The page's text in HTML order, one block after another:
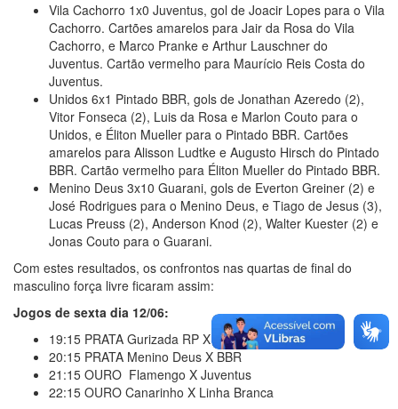
Vila Cachorro 1x0 Juventus, gol de Joacir Lopes para o Vila
Cachorro. Cartões amarelos para Jair da Rosa do Vila
Cachorro, e Marco Pranke e Arthur Lauschner do
Juventus. Cartão vermelho para Maurício Reis Costa do
Juventus.
Unidos 6x1 Pintado BBR, gols de Jonathan Azeredo (2),
Vitor Fonseca (2), Luis da Rosa e Marlon Couto para o
Unidos, e Éliton Mueller para o Pintado BBR. Cartões
amarelos para Alisson Ludtke e Augusto Hirsch do Pintado
BBR. Cartão vermelho para Éliton Mueller do Pintado BBR.
Menino Deus 3x10 Guarani, gols de Everton Greiner (2) e
José Rodrigues para o Menino Deus, e Tiago de Jesus (3),
Lucas Preuss (2), Anderson Knod (2), Walter Kuester (2) e
Jonas Couto para o Guarani.
Com estes resultados, os confrontos nas quartas de final do
masculino força livre ficaram assim:
Jogos de sexta dia 12/06:
19:15 PRATA Gurizada RP X Guarani
20:15 PRATA Menino Deus X BBR
21:15 OURO Flamengo X Juventus
22:15 OURO Canarinho X Linha Branca